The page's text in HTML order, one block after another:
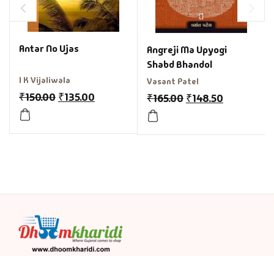
Antar No Ujas
I K Vijaliwala
₹150.00 ₹135.00
Angreji Ma Upyogi
Shabd Bhandol
Vasant Patel
₹165.00 ₹148.50